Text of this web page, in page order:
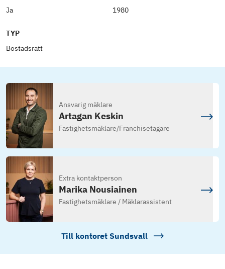
Ja
1980
TYP
Bostadsrätt
Ansvarig mäklare
Artagan Keskin
Fastighetsmäklare/Franchisetagare
Extra kontaktperson
Marika Nousiainen
Fastighetsmäklare / Mäklarassistent
Till kontoret Sundsvall